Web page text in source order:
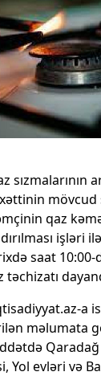
mövcud
qaz
işləri
saat 10:00-
a
məlumata
Yol evləri və